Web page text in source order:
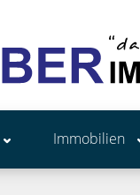
Immobilien